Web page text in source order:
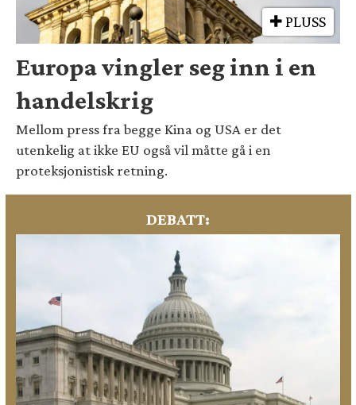
PLUSS
Europa vingler seg inn i en
handelskrig
Mellom press fra begge Kina og USA er det
utenkelig at ikke EU også vil måtte gå i en
proteksjonistisk retning.
DEBATT: